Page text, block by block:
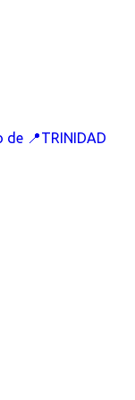
📍TRINIDAD